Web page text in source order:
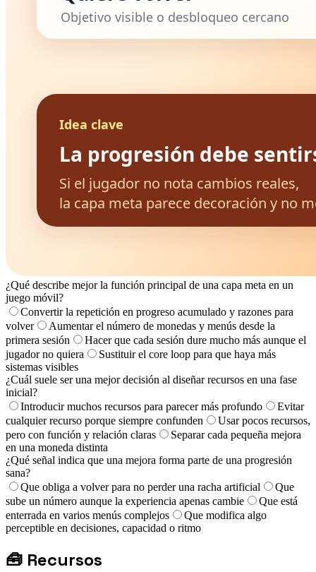
¿Qué describe mejor la función principal de una capa meta en un
juego móvil?
Convertir la repetición en progreso acumulado y razones para
volver
Aumentar el número de monedas y menús desde la
primera sesión
Hacer que cada sesión dure mucho más aunque el
jugador no quiera
Sustituir el core loop para que haya más
sistemas visibles
¿Cuál suele ser una mejor decisión al diseñar recursos en una fase
inicial?
Introducir muchos recursos para parecer más profundo
Evitar
cualquier recurso porque siempre confunden
Usar pocos recursos,
pero con función y relación claras
Separar cada pequeña mejora
en una moneda distinta
¿Qué señal indica que una mejora forma parte de una progresión
sana?
Que obliga a volver para no perder una racha artificial
Que
sube un número aunque la experiencia apenas cambie
Que está
enterrada en varios menús complejos
Que modifica algo
perceptible en decisiones, capacidad o ritmo
🧰 Recursos